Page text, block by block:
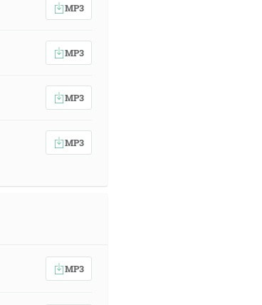
MP3
MP3
MP3
MP3
MP3